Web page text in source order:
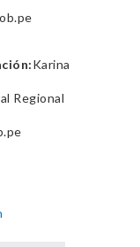
Karina
Regional